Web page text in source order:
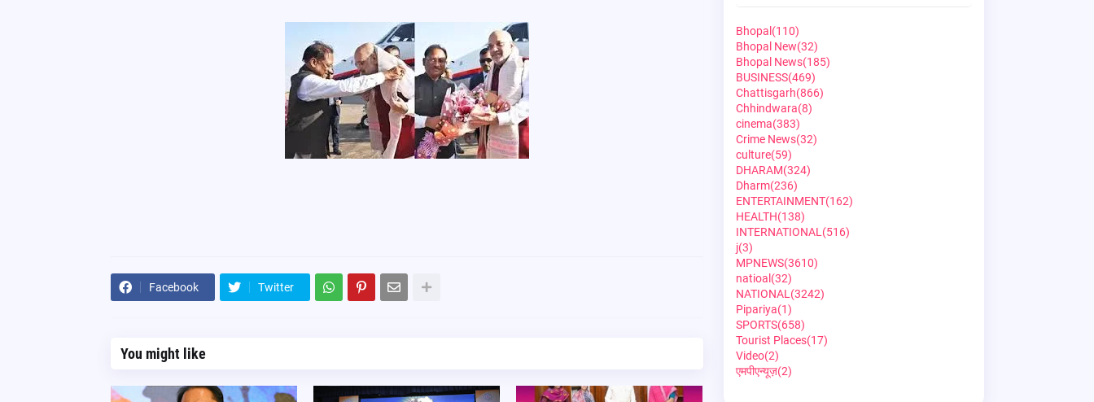
Facebook Twitter
You might like
Bhopal (110)
Bhopal New(32)
Bhopal News(185)
BUSINESS(469)
Chattisgarh(866)
Chhindwara(8)
cinema(383)
Crime News(32)
culture(59)
DHARAM(324)
Dharm(236)
ENTERTAINMENT(162)
HEALTH(138)
INTERNATIONAL (516)
j(3)
MPNEWS(3610)
natioal (32)
NATIONAL (3242)
Pipariya(1)
SPORTS(658)
Tourist Places(17)
Video(2)
एमपीएन्यूज़(2)